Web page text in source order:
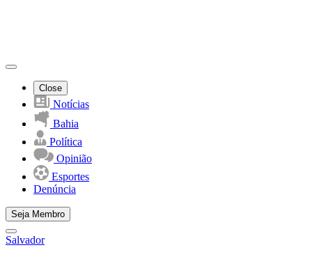
Close
Notícias
Bahia
Política
Opinião
Esportes
Denúncia
Seja Membro
Salvador